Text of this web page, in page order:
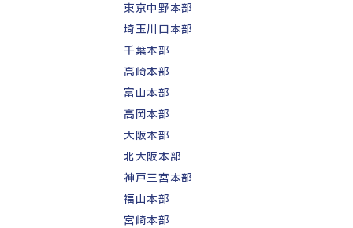
東京中野本部
埼玉川口本部
千葉本部
高崎本部
富山本部
高岡本部
大阪本部
北大阪本部
神戸三宮本部
福山本部
宮崎本部